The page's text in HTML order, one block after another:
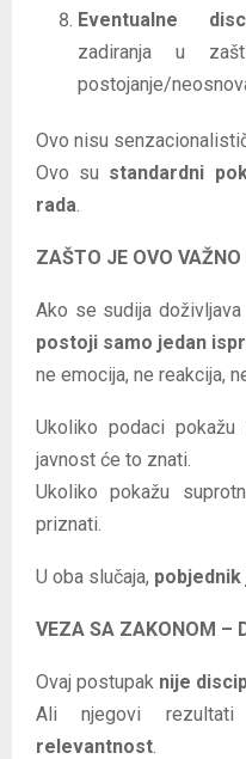
Eventualne
zadiranja u
postojanje/
Ovo nisu
Ovo su standardni
rada
ZAŠTO JE OVO VAŽNO
Ako se sudija doživljava
postoji samo jedan
ne emocija, ne reakcija,
Ukoliko podaci
javnost će to znati.
Ukoliko pokažu
priznati.
U oba slučaja,
VEZA SA ZAKONOM –
Ovaj postupak nije
Ali njegovi
relevantnost